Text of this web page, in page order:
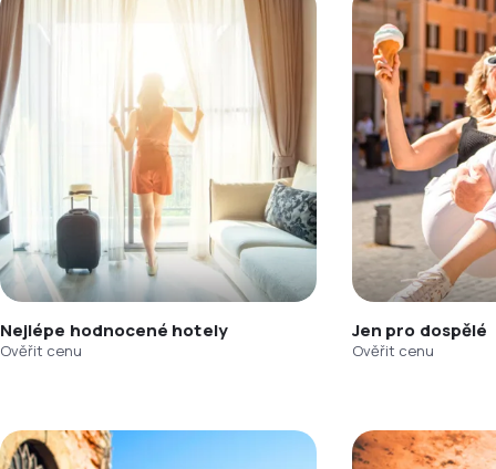
Nejlépe hodnocené hotely
Ověřit cenu
Jen pro dospělé
Ověřit cenu